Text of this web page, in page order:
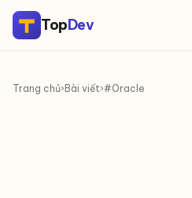
TopDev
Trang chủ› Bài viết›#Oracle